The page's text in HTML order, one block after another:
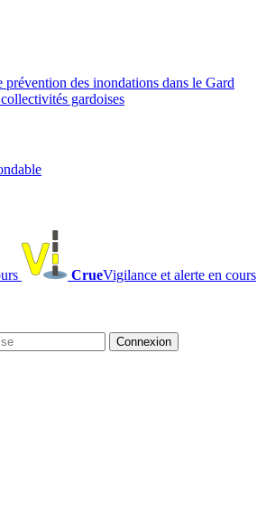
des inondations dans le Gard
gardoises
CrueVigilance et alerte en cours